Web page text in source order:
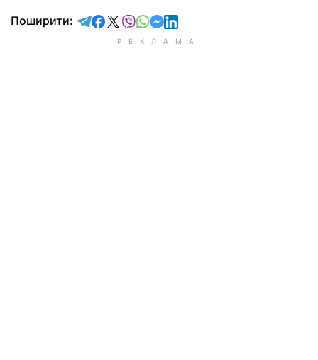
Поширити: відправити у Telegram
поділитись у Facebook
поділитись у X
відправити у Viber
відправити у Whatsapp
відправити у Messenger
відправити у LinkedIn